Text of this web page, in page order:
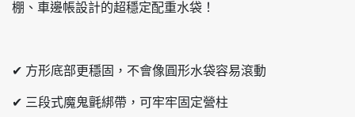
棚、車邊帳設計的超穩定配重水袋！
✔ 方形底部更穩固，不會像圓形水袋容易滾動
✔ 三段式魔鬼氈綁帶，可牢牢固定營柱